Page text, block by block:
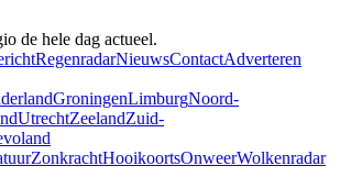
de hele dag actueel.
RegenradarNieuwsContactAdverteren
GroningenLimburgNoord-
UtrechtZeelandZuid-
ZonkrachtHooikoortsOnweerWolkenradar